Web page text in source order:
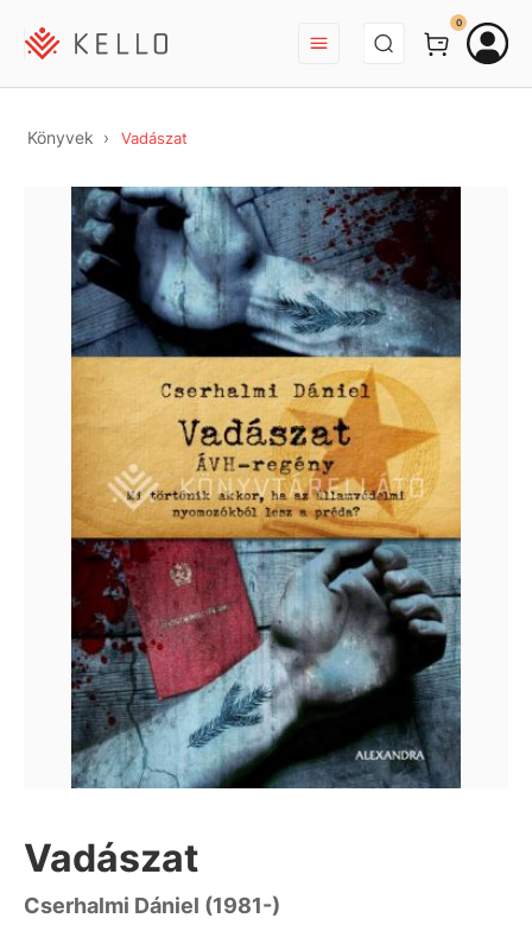
BEJELENTKEZÉS
0
Könyvek Vadászat
Vadászat
Cserhalmi Dániel (1981-)